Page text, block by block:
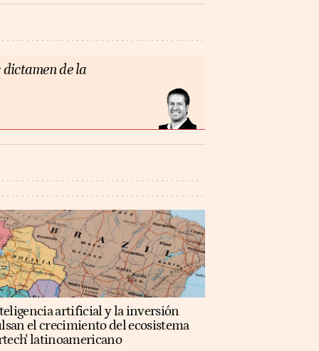
de la
artificial y la inversión
el crecimiento del ecosistema
latinoamericano